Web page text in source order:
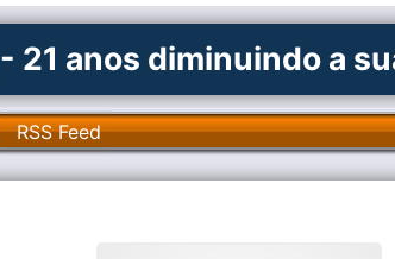
- 21 anos diminuindo a
RSS Feed